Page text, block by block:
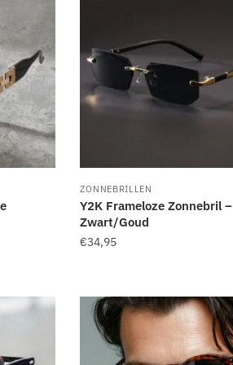
optie
kan
gekozen
worden
ZONNEBRILLEN
Y2K Frameloze Zonnebril –
Zwart/Goud
€34,95